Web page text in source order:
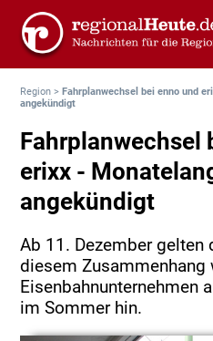
Region >Fahrplanwechsel bei enno und
angekündigt
Fahrplanwechsel
erixx -
angekündigt
Ab 11. Dezember gelten
diesem Zusammenhang
Eisenbahnunternehmen
im Sommer hin.